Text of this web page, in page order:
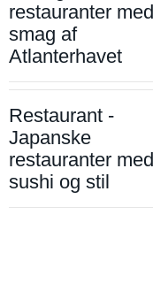
restauranter med
smag af
Atlanterhavet
Restaurant -
Japanske
restauranter med
sushi og stil